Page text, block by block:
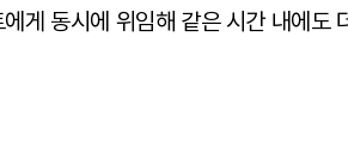
동시에 위임해 같은 시간 내에도